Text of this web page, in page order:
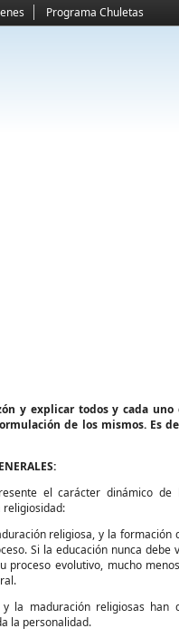
Programa Chuletas
y explicar todos y cada
de los mismos. Es
el carácter dinámico
religiosidad:
religiosa, y la formación
Si la educación nunca debe
proceso evolutivo, mucho
y la maduración religiosas han
la personalidad.